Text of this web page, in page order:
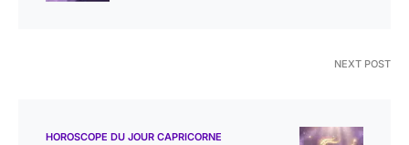
NEXT POST
HOROSCOPE DU JOUR CAPRICORNE